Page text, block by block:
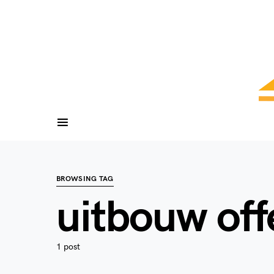
BROWSING TAG
uitbouw
1 post